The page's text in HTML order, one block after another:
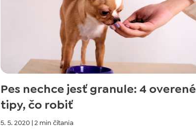
Pes nechce jesť granule: 4 overené
tipy, čo robiť
5. 5. 2020 | 2 min čítania